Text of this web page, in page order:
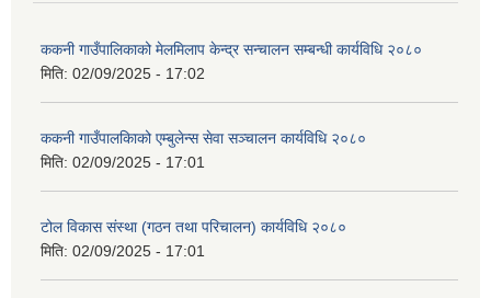
ककनी गाउँपालिकाको मेलमिलाप केन्द्र सन्चालन सम्बन्धी कार्यविधि २०८०
मिति: 02/09/2025 - 17:02
ककनी गाउँपालकािको एम्बुलेन्स सेवा सञ्चालन कार्यविधि २०८०
मिति: 02/09/2025 - 17:01
टोल विकास संस्था (गठन तथा परिचालन) कार्यविधि २०८०
मिति: 02/09/2025 - 17:01